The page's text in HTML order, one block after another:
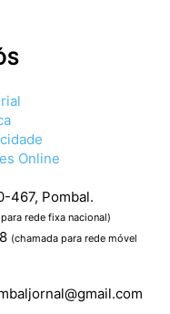
Online
467, Pombal.
rede fixa nacional)
(chamada para rede móvel